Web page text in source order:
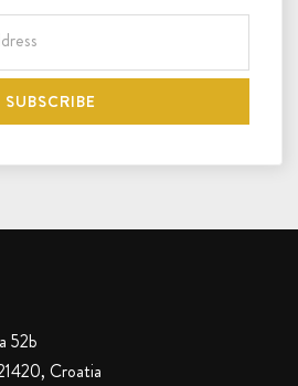
SUBSCRIBE
52b
Croatia